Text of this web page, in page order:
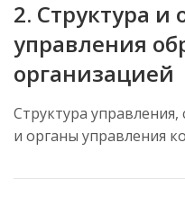
2. Структура и
управления
организацией
Структура
и органы управления